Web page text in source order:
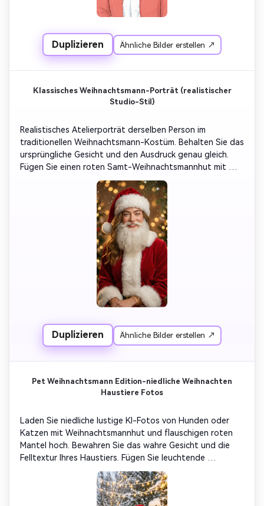
Duplizieren Ähnliche Bilder erstellen ↗
Klassisches Weihnachtsmann-Porträt (realistischer
Studio-Stil)
Realistisches Atelierporträt derselben Person im
traditionellen Weihnachtsmann-Kostüm. Behalten Sie das
ursprüngliche Gesicht und den Ausdruck genau gleich.
Fügen Sie einen roten Samt-Weihnachtsmannhut mit
weißen Pelzbeschnitten, flauschigen Barten und einem
warmen Weihnachtshintergrund mit sanften goldenen
Lichtern, Kiefernbokeh und fallenden Schneeflocken
hinzu. Filmbeleuchtung, detaillierte Texturen,
surrealistischer, professioneller Urlaubsfoto-Stil.
Duplizieren Ähnliche Bilder erstellen ↗
Pet Weihnachtsmann Edition-niedliche Weihnachten
Haustiere Fotos
Laden Sie niedliche lustige KI-Fotos von Hunden oder
Katzen mit Weihnachtsmannhut und flauschigen roten
Mantel hoch. Bewahren Sie das wahre Gesicht und die
Felltextur Ihres Haustiers. Fügen Sie leuchtende
Weihnachtsbeleuchtungen, fallenden Schnee und einen
warmen Urlaubshintergrund hinzu. Perfekt für
Weihnachtskarten oder virale Haustierposten.